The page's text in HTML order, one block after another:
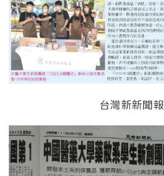
台灣新新聞報